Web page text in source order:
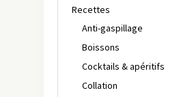
Recettes
Anti-gaspillage
Boissons
Cocktails & apéritifs
Collation